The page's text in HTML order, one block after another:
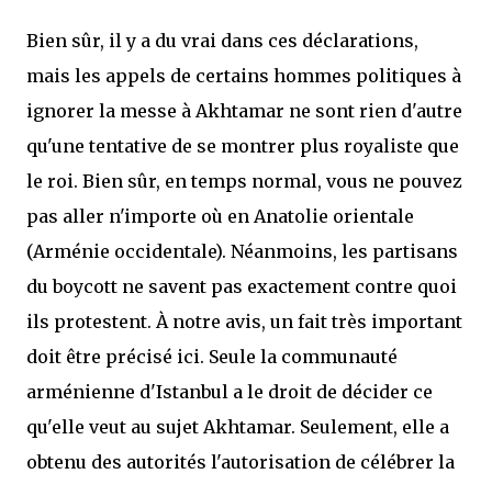
Bien sûr, il y a du vrai dans ces déclarations,
mais les appels de certains hommes politiques à
ignorer la messe à Akhtamar ne sont rien d'autre
qu'une tentative de se montrer plus royaliste que
le roi. Bien sûr, en temps normal, vous ne pouvez
pas aller n'importe où en Anatolie orientale
(Arménie occidentale). Néanmoins, les partisans
du boycott ne savent pas exactement contre quoi
ils protestent. À notre avis, un fait très important
doit être précisé ici. Seule la communauté
arménienne d'Istanbul a le droit de décider ce
qu'elle veut au sujet Akhtamar. Seulement, elle a
obtenu des autorités l'autorisation de célébrer la